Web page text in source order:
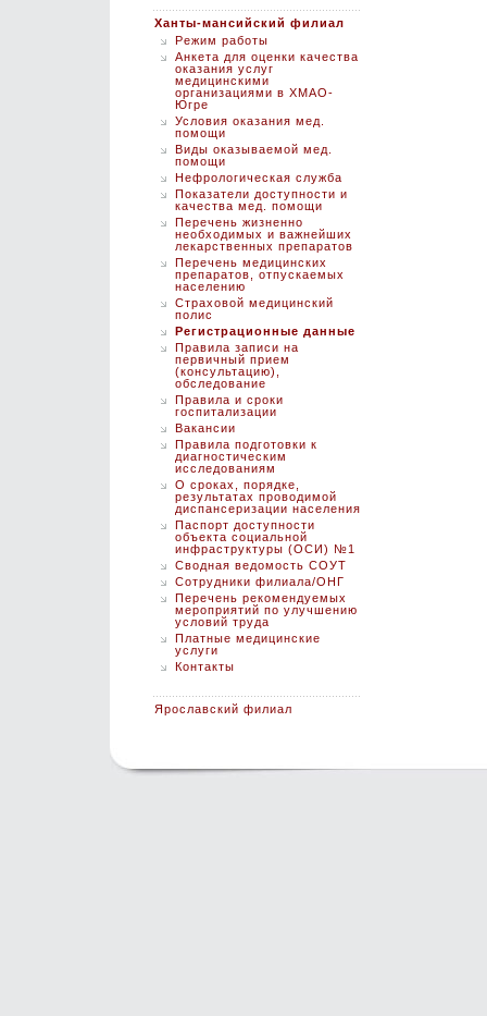
Ханты-мансийский филиал
Режим работы
Анкета для оценки качества
оказания услуг
медицинскими
организациями в ХМАО-
Югре
Условия оказания мед.
помощи
Виды оказываемой мед.
помощи
Нефрологическая служба
Показатели доступности и
качества мед. помощи
Перечень жизненно
необходимых и важнейших
лекарственных препаратов
Перечень медицинских
препаратов, отпускаемых
населению
Страховой медицинский
полис
Регистрационные данные
Правила записи на
первичный прием
(консультацию),
обследование
Правила и сроки
госпитализации
Вакансии
Правила подготовки к
диагностическим
исследованиям
О сроках, порядке,
результатах проводимой
диспансеризации населения
Паспорт доступности
объекта социальной
инфраструктуры (ОСИ) №1
Сводная ведомость СОУТ
Сотрудники филиала/ОНГ
Перечень рекомендуемых
мероприятий по улучшению
условий труда
Платные медицинские
услуги
Контакты
Ярославский филиал